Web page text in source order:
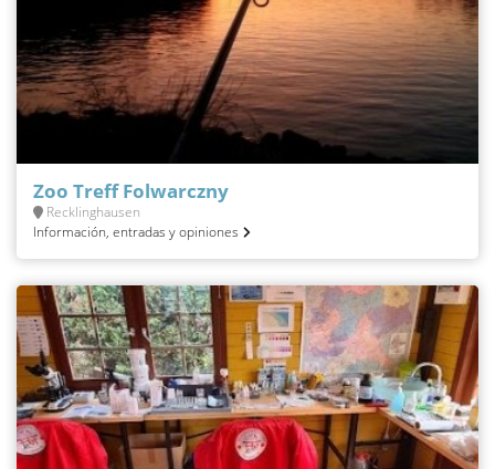
Zoo Treff Folwarczny
Recklinghausen
Información, entradas y opiniones